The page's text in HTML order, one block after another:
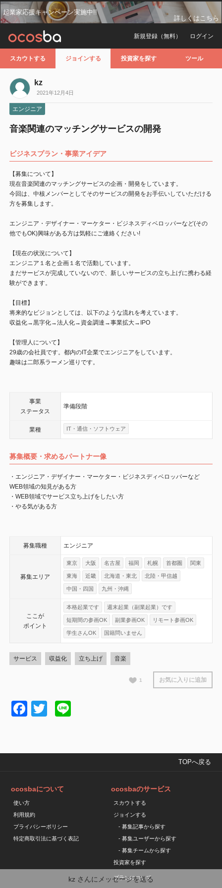
起業家応援キャンペーン実施中!!
詳しくはこちら
ログイン
新規登録（無料）
スカウトする ジョインする 投資家を探す ツール
kz
2021年12月4日
エンジニア
音楽関連のマッチングサービスの開発
ビジネスプラン・事業アイデア
【募集について】
現在音楽関連のマッチングサービスの企画・開発をしています。
今回は、中核メンバーとしてそのサービスの開発をお手伝いしていただける
方を募集します。
エンジニア・デザイナー・マーケター・ビジネスディベロッパーなど(その
他でもOK)興味がある方は気軽にご連絡ください!
【現在の状況について】
エンジニア１名と企画１名で活動しています。
まだサービスが完成していないので、新しいサービスの立ち上げに携わる経
験ができます。
【目標】
将来的なビジョンとしては、以下のような流れを考えています。
収益化→黒字化→法人化→資金調達→事業拡大→IPO
【管理人について】
29歳の会社員です。都内のIT企業でエンジニアをしています。
趣味は二郎系ラーメン巡りです。
事業
ステータス
準備段階
業種 IT・通信・ソフトウェア
募集概要・求めるパートナー像
・エンジニア・デザイナー・マーケター・ビジネスディベロッパーなど
WEB領域の知見がある方
・WEB領域でサービス立ち上げをしたい方
・やる気がある方
募集職種 エンジニア
募集エリア
東京 大阪 名古屋 福岡 札幌 首都圏 関東
東海 近畿 北海道・東北 北陸・甲信越
中国・四国 九州・沖縄
ここが
ポイント
本格起業です 週末起業（副業起業）です
短期間の参画OK 副業参画OK リモート参画OK
学生さんOK 国籍問いません
サービス 収益化 立ち上げ 音楽
1 お気に入りに追加
kz さんにメッセージを送る
Facebook
Twitter
TOPへ戻る
ocosbaについて
使い方
利用規約
プライバシーポリシー
特定商取引法に基づく表記
ocosbaのサービス
スカウトする
ジョインする
- 募集記事から探す
- 募集ユーザーから探す
- 募集チームから探す
投資家を探す
プランについて